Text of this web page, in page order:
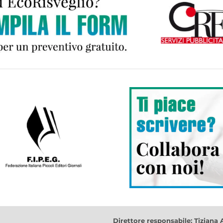
Direttore responsabile: Tiziana